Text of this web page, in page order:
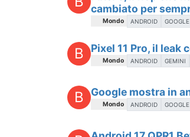
cambiato per
Mondo ANDROID GOOGLE
B Pixel 11 Pro, il leak
Mondo ANDROID GEMINI
B Google mostra in
Mondo ANDROID GOOGLE